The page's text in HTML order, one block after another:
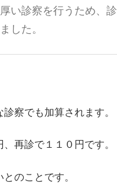
い診察を行うため、
した。
察でも加算されます。
再診で１１０円です。
のことです。